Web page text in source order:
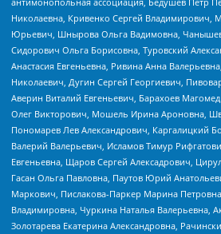
Николаевна, Кривенко Сергей Владимирович,
Юрьевич, Шнырова Ольга Вадимовна,
Сидорович Ольга Борисовна, Туровский
Анастасия Евгеньевна, Ривина Анна
Николаевич, Дугин Сергей Георгиевич,
Аверин Виталий Евгеньевич, Барахоев
Олег Викторович, Мошель Ирина Ароновна,
Пономарев Лев Александрович, Каргалицкий
Валерий Валерьевич, Исламов Тимур
Евгеньевна, Щаров Сергей Алексадрович,
Гасан Ольга Павловна, Паутов Юрий
Маркович, Пислакова-Паркер Марина
Владимировна, Чуркина Наталья Валерьевна,
Золотарева Екатерина Александровна,